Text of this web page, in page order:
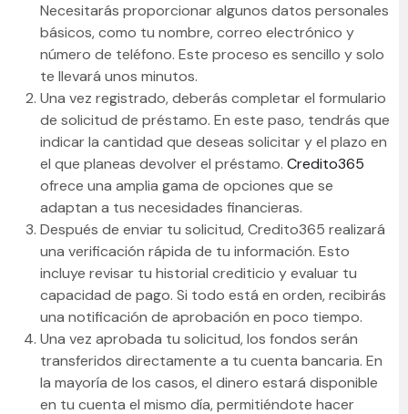
Necesitarás proporcionar algunos datos personales
básicos, como tu nombre, correo electrónico y
número de teléfono. Este proceso es sencillo y solo
te llevará unos minutos.
Una vez registrado, deberás completar el formulario
de solicitud de préstamo. En este paso, tendrás que
indicar la cantidad que deseas solicitar y el plazo en
el que planeas devolver el préstamo. Credito365
ofrece una amplia gama de opciones que se
adaptan a tus necesidades financieras.
Después de enviar tu solicitud, Credito365 realizará
una verificación rápida de tu información. Esto
incluye revisar tu historial crediticio y evaluar tu
capacidad de pago. Si todo está en orden, recibirás
una notificación de aprobación en poco tiempo.
Una vez aprobada tu solicitud, los fondos serán
transferidos directamente a tu cuenta bancaria. En
la mayoría de los casos, el dinero estará disponible
en tu cuenta el mismo día, permitiéndote hacer